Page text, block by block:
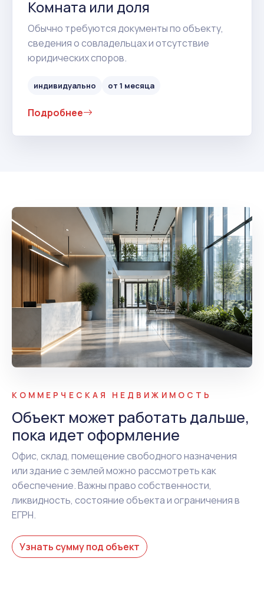
Комната или доля
Обычно требуются документы по объекту,
сведения о совладельцах и отсутствие
юридических споров.
индивидуально от 1 месяца
Подробнее
КОММЕРЧЕСКАЯ НЕДВИЖИМОСТЬ
Объект может работать дальше,
пока идет оформление
Офис, склад, помещение свободного назначения
или здание с землей можно рассмотреть как
обеспечение. Важны право собственности,
ликвидность, состояние объекта и ограничения в
ЕГРН.
Узнать сумму под объект